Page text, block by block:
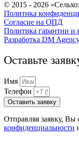
© 2015 - 2026
Политика
Согласие на ОПД
Политика гарантии и
Разработка DM
Оставьте
Имя
Телефон
Оставить заявку
Отправляя заявку, Вы
конфиденциальности